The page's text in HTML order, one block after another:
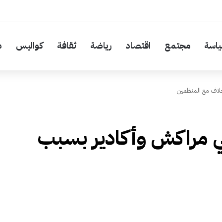
مجتمع اقتصاد رياضة ثقافة كواليس
مع المنظمين
مراكش وأكادير بسبب